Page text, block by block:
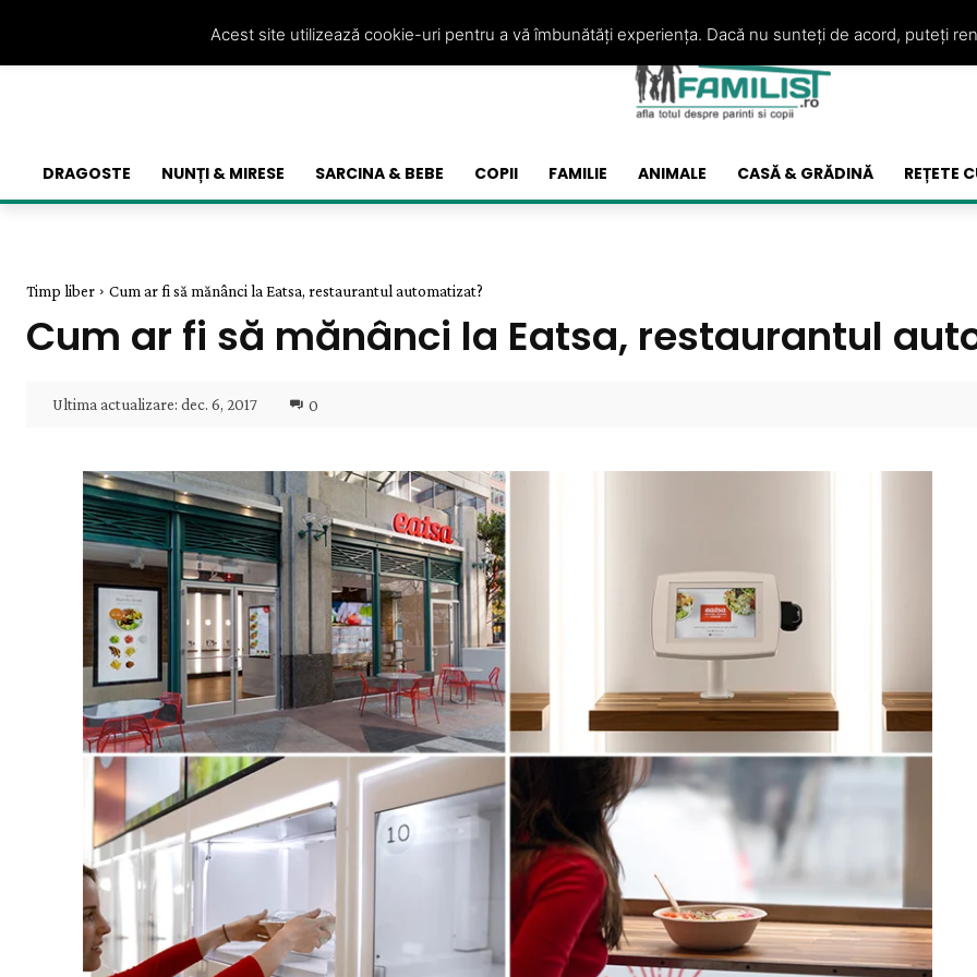
DRAGOSTE NUNȚI & MIRESE SARCINA & BEBE COPII FAMILIE ANIMALE CASĂ & GRĂDINĂ REȚETE
Timp liber Cum ar fi să mănânci la Eatsa, restaurantul automatizat?
Cum ar fi să mănânci la Eatsa, restaurantul
Ultima actualizare: dec. 6, 2017 0
Acest site utilizează cookie-uri pentru a vă îmbunătăți experiența. Dacă nu sunteți de acord, puteți